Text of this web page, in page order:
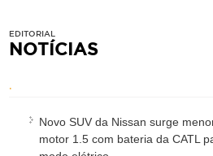
EDITORIAL
NOTÍCIAS
.
Novo SUV da Nissan surge
motor 1.5 com bateria da CATL